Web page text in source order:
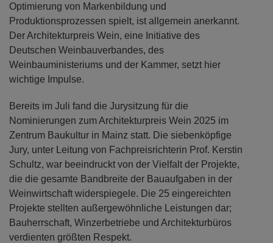
Optimierung von Markenbildung und
Produktionsprozessen spielt, ist allgemein anerkannt.
Der Architekturpreis Wein, eine Initiative des
Deutschen Weinbauverbandes, des
Weinbauministeriums und der Kammer, setzt hier
wichtige Impulse.
Bereits im Juli fand die Jurysitzung für die
Nominierungen zum Architekturpreis Wein 2025 im
Zentrum Baukultur in Mainz statt. Die siebenköpfige
Jury, unter Leitung von Fachpreisrichterin Prof. Kerstin
Schultz, war beeindruckt von der Vielfalt der Projekte,
die die gesamte Bandbreite der Bauaufgaben in der
Weinwirtschaft widerspiegele. Die 25 eingereichten
Projekte stellten außergewöhnliche Leistungen dar;
Bauherrschaft, Winzerbetriebe und Architekturbüros
verdienten größten Respekt.